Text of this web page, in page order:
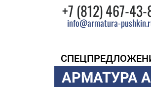
+7 (812) 467-43-
info@armatura-
АРМАТУРА